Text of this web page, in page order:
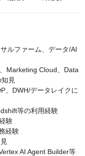
ルファーム、データ/AI
Marketing Cloud、Data
見
、DWH/データレイクに
等の利用経験
験
経験
AI Agent Builder等